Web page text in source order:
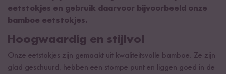
eetstokjes en gebruik daarvoor bijvoorbeeld onze
bamboe eetstokjes.
Hoogwaardig en stijlvol
Onze eetstokjes zijn gemaakt uit kwaliteitsvolle bamboe. Ze zijn
glad geschuurd, hebben een stompe punt en liggen goed in de